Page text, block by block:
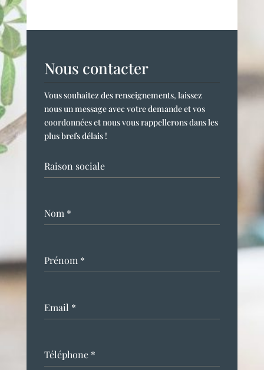
Nous contacter
Vous souhaitez des renseignements, laissez
nous un message avec votre demande et vos
coordonnées et nous vous rappellerons dans les
plus brefs délais !
Raison sociale
Nom *
Prénom *
Email *
Téléphone *